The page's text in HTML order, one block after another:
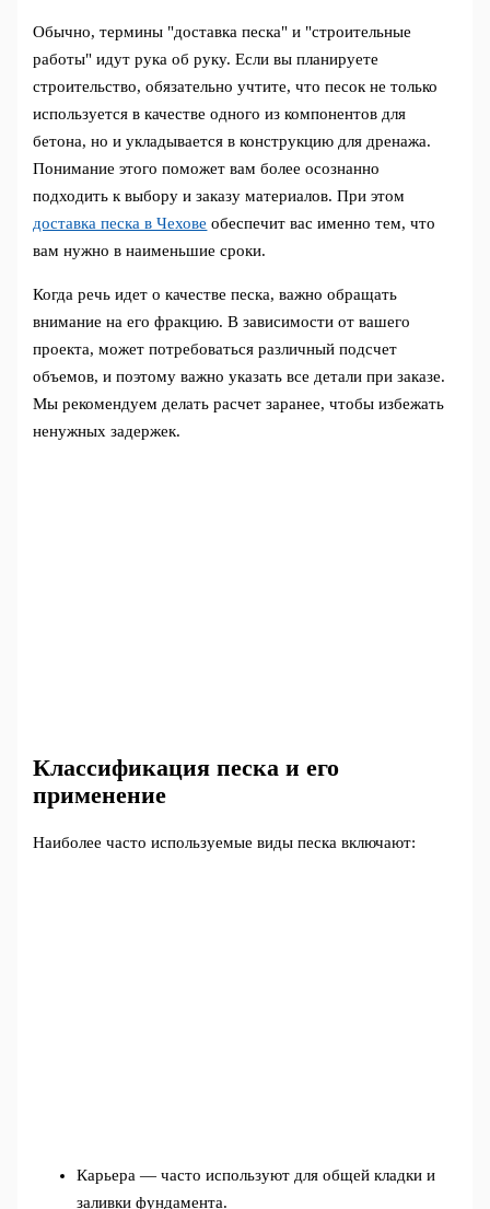
Обычно, термины "доставка песка" и "строительные
работы" идут рука об руку. Если вы планируете
строительство, обязательно учтите, что песок не только
используется в качестве одного из компонентов для
бетона, но и укладывается в конструкцию для дренажа.
Понимание этого поможет вам более осознанно
подходить к выбору и заказу материалов. При этом
доставка песка в Чехове обеспечит вас именно тем, что
вам нужно в наименьшие сроки.
Когда речь идет о качестве песка, важно обращать
внимание на его фракцию. В зависимости от вашего
проекта, может потребоваться различный подсчет
объемов, и поэтому важно указать все детали при заказе.
Мы рекомендуем делать расчет заранее, чтобы избежать
ненужных задержек.
Классификация песка и его
применение
Наиболее часто используемые виды песка включают:
Карьера — часто используют для общей кладки и
заливки фундамента.